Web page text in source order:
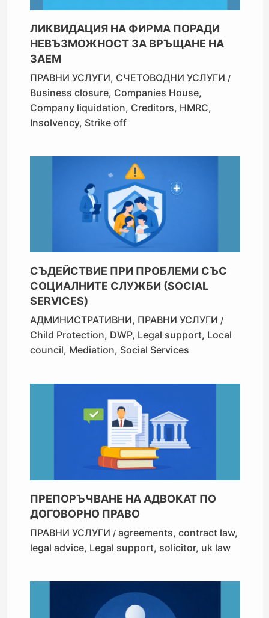
ЛИКВИДАЦИЯ НА ФИРМА ПОРАДИ
НЕВЪЗМОЖНОСТ ЗА ВРЪЩАНЕ НА
ЗАЕМ
ПРАВНИ УСЛУГИ, СЧЕТОВОДНИ УСЛУГИ /
Business closure, Companies House,
Company liquidation, Creditors, HMRC,
Insolvency, Strike off
СЪДЕЙСТВИЕ ПРИ ПРОБЛЕМИ СЪС
СОЦИАЛНИТЕ СЛУЖБИ (SOCIAL
SERVICES)
АДМИНИСТРАТИВНИ, ПРАВНИ УСЛУГИ /
Child Protection, DWP, Legal support, Local
council, Mediation, Social Services
ПРЕПОРЪЧВАНЕ НА АДВОКАТ ПО
ДОГОВОРНО ПРАВО
ПРАВНИ УСЛУГИ /agreements,contract law,
legal advice, Legal support, solicitor, uk law